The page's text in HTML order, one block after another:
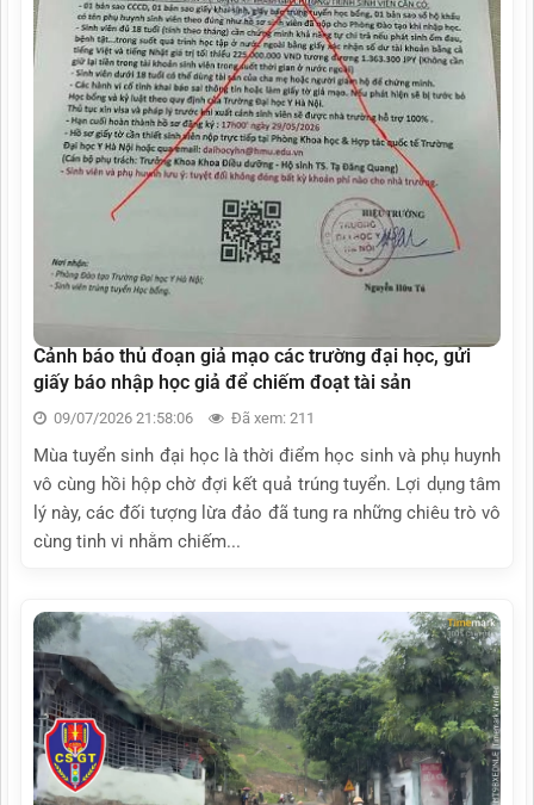
Cảnh báo thủ đoạn giả mạo các trường đại học, gửi
giấy báo nhập học giả để chiếm đoạt tài sản
09/07/2026 21:58:06 Đã xem: 211
Mùa tuyển sinh đại học là thời điểm học sinh và phụ huynh
vô cùng hồi hộp chờ đợi kết quả trúng tuyển. Lợi dụng tâm
lý này, các đối tượng lừa đảo đã tung ra những chiêu trò vô
cùng tinh vi nhằm chiếm...